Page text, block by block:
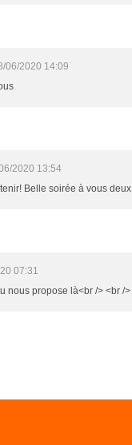
06/2020 14:09
2020 13:54
Belle soirée à vous
07:31
nous propose là<br /> <br /